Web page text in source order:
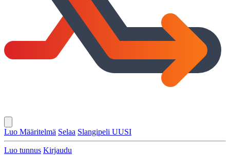
Luo Määritelmä Selaa Slangipeli UUSI
Luo tunnus Kirjaudu